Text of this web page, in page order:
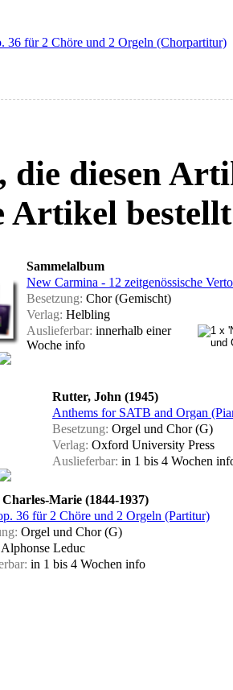
36 für 2 Chöre und 2 Orgeln (Chorpartitur)
die diesen
Artikel
Sammelalbum
New Carmina - 12 zeitgenössische
Besetzung: Chor (Gemischt)
Verlag: Helbling
Auslieferbar: innerhalb einer
Woche info
Rutter, John (1945)
Anthems for SATB and Organ
Besetzung: Orgel und Chor (G)
Verlag: Oxford University Press
Auslieferbar: in 1 bis 4 Wochen
Marie (1844-1937)
36 für 2 Chöre und 2 Orgeln (Partitur)
Orgel und Chor (G)
Alphonse Leduc
in 1 bis 4 Wochen info